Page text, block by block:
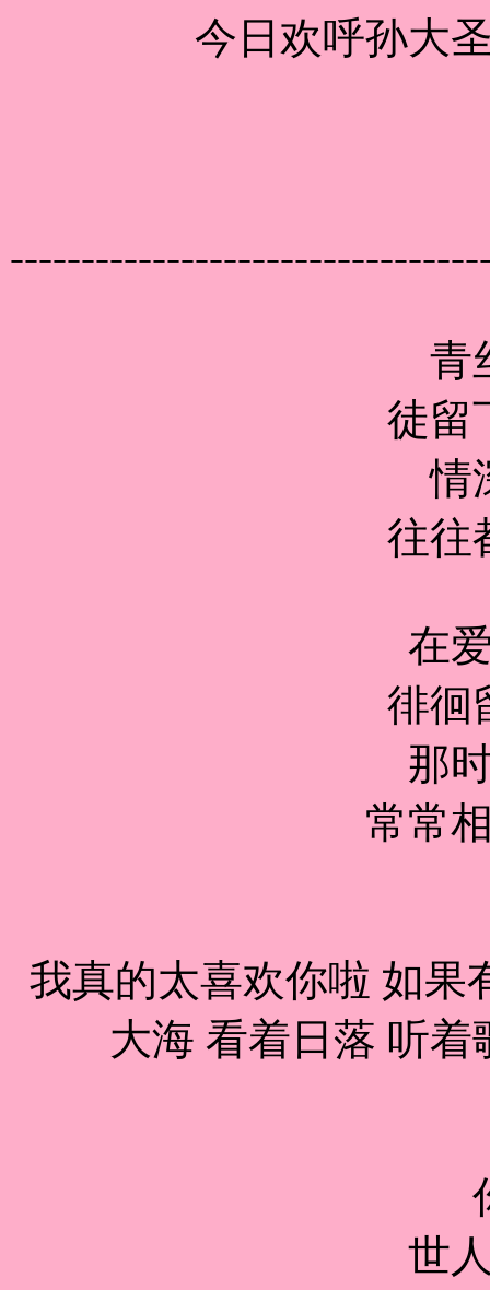
今日欢呼孙大
青
徒留
情
往往
在
徘徊
那
常常
我真的太喜欢你啦 如果
大海 看着日落 听
世